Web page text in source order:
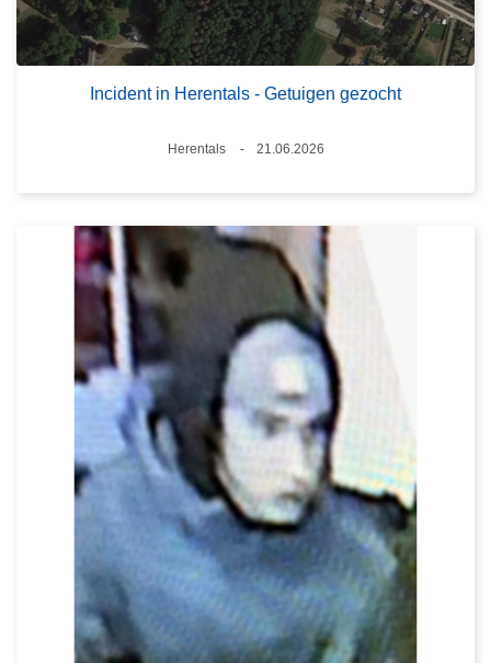
Incident in Herentals - Getuigen gezocht
Plaats
Herentals
21.06.2026